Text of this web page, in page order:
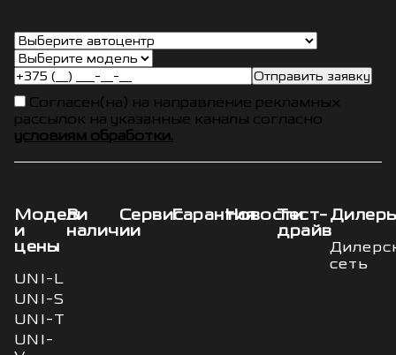
Отправить заявку
Согласен(на) на направление рекламных
рассылок на указанные каналы согласно
условиям обработки.
Модели
и
цены
UNI-L
UNI-S
UNI-T
UNI-
В
наличии
СервисГарантияНовостиТест-
драйв
сеть